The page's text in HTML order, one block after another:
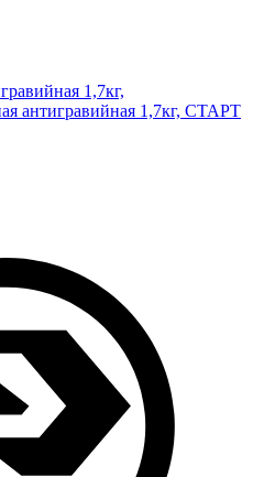
1,7кг,
антигравийная 1,7кг, СТАРТ